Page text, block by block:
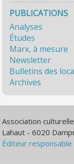
PUBLICATIONS
Analyses
Études
Marx, à mesure
Newsletter
Bulletins des
Archives
Association
Lahaut - 6020
Éditeur responsable